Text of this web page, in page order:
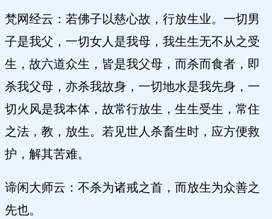
梵网经云：若佛子以慈心故，行放生业。一切男
子是我父，一切女人是我母，我生生无不从之受
生，故六道众生，皆是我父母，而杀而食者，即
杀我父母，亦杀我故身，一切地水是我先身，一
切火风是我本体，故常行放生，生生受生，常住
之法，教，放生。若见世人杀畜生时，应方便救
护，解其苦难。
谛闲大师云：不杀为诸戒之首，而放生为众善之
先也。